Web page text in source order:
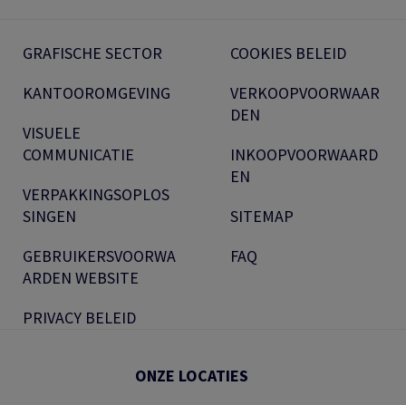
GRAFISCHE SECTOR
KANTOOROMGEVING
VISUELE
COMMUNICATIE
VERPAKKINGSOPLOS
SINGEN
GEBRUIKERSVOORWA
ARDEN WEBSITE
PRIVACY BELEID
COOKIES BELEID
VERKOOPVOORWAAR
DEN
INKOOPVOORWAARD
EN
SITEMAP
FAQ
ONZE LOCATIES